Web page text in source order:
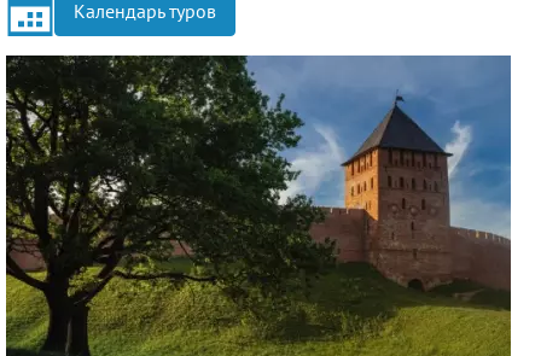
Раннее бронирование
Железнодорожные туры
Круизы
Календарь туров